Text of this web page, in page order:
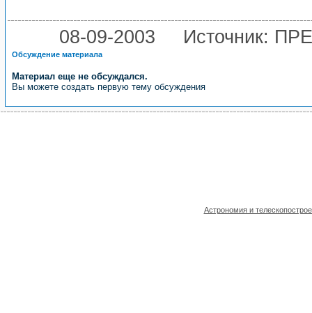
08-09-2003 Источник:
Обсуждение материала
Материал еще не обсуждался.
Вы можете создать первую тему обсуждения
Астрономия и